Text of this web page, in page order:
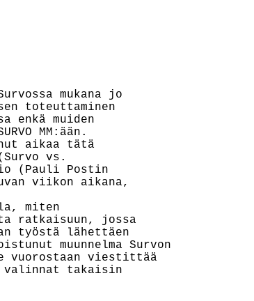
mukana jo
toteuttaminen
enkä muiden
MM:ään.
aikaa tätä
vs.
(Pauli Postin
viikon aikana,
miten
ratkaisuun, jossa
työstä lähettäen
muunnelma Survon
vuorostaan viestittää
valinnat takaisin